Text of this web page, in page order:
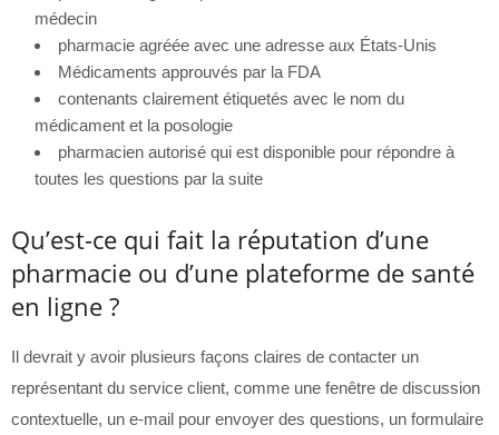
médecin
pharmacie agréée avec une adresse aux États-Unis
Médicaments approuvés par la FDA
contenants clairement étiquetés avec le nom du
médicament et la posologie
pharmacien autorisé qui est disponible pour répondre à
toutes les questions par la suite
Qu’est-ce qui fait la réputation d’une
pharmacie ou d’une plateforme de santé
en ligne ?
Il devrait y avoir plusieurs façons claires de contacter un
représentant du service client, comme une fenêtre de discussion
contextuelle, un e-mail pour envoyer des questions, un formulaire